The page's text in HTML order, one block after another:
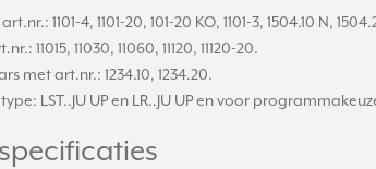
1101-4, 1101-20, 101-20 KO, 1101-3, 1504.10 N,
11015, 11030, 11060, 11120, 11120-20.
met art.nr.: 1234.10, 1234.20.
LST..JU UP en LR..JU UP en voor